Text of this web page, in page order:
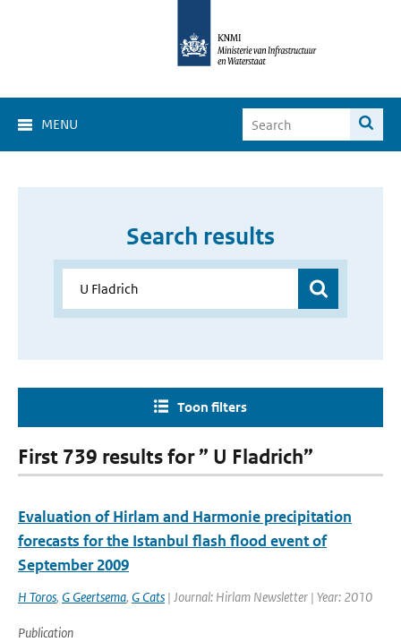
MENU
Search results
Toon filters
First 739 results for ” U Fladrich”
Evaluation of Hirlam and Harmonie precipitation
forecasts for the Istanbul flash flood event of
September 2009
H Toros, G Geertsema, G Cats | Journal: Hirlam Newsletter | Year: 2010
Publication